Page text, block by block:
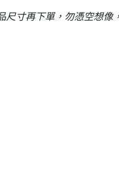
尺寸再下單，勿憑空想像